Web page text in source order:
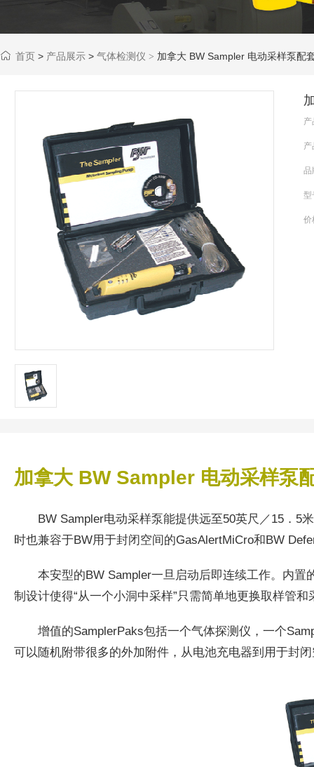
首页 > 产品展示 > 气体检测仪 > 加拿大 BW Sampler 电动采样泵配
产
产
品
型
价
加拿大 BW Sampler 电动采样泵
BW Sampler电动采样泵能提供远至50英尺／15．5
时也兼容于BW用于封闭空间的GasAlertMiCro和BW
本安型的BW Sampler一旦启动后即连续工作。内
制设计使得“从一个小洞中采样”只需简单地更换取样管
增值的SamplerPaks包括一个气体探测仪，一个
可以随机附带很多的外加附件，从电池充电器到用于封